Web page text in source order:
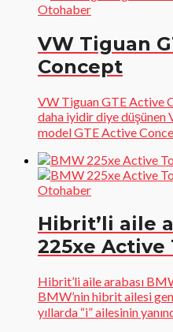
Otohaber
VW Tiguan
Concept
VW Tiguan GTE Active
daha iyidir diye
model GTE Active
Otohaber
Hibrit’li aile
225xe Active
Hibrit’li aile arabası
BMW’nin hibrit ailesi
yıllarda “i” ailesinin